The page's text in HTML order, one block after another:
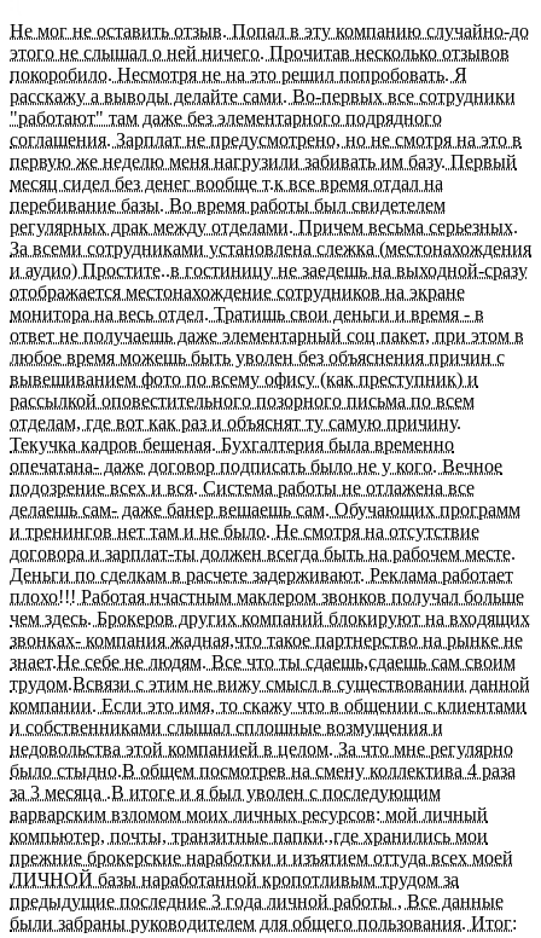
Не мог не оставить отзыв. Попал в эту компанию случайно-до
этого не слышал о ней ничего. Прочитав несколько отзывов
покоробило. Несмотря не на это решил попробовать. Я
расскажу а выводы делайте сами. Во-первых все сотрудники
"работают" там даже без элементарного подрядного
соглашения. Зарплат не предусмотрено, но не смотря на это в
первую же неделю меня нагрузили забивать им базу. Первый
месяц сидел без денег вообще т.к все время отдал на
перебивание базы. Во время работы был свидетелем
регулярных драк между отделами. Причем весьма серьезных.
За всеми сотрудниками установлена слежка (местонахождения
и аудио) Простите..в гостиницу не заедешь на выходной-сразу
отображается местонахождение сотрудников на экране
монитора на весь отдел. Тратишь свои деньги и время - в
ответ не получаешь даже элементарный соц пакет, при этом в
любое время можешь быть уволен без объяснения причин с
вывешиванием фото по всему офису (как преступник) и
рассылкой оповестительного позорного письма по всем
отделам, где вот как раз и объяснят ту самую причину.
Текучка кадров бешеная. Бухгалтерия была временно
опечатана- даже договор подписать было не у кого. Вечное
подозрение всех и вся. Система работы не отлажена все
делаешь сам- даже банер вешаешь сам. Обучающих программ
и тренингов нет там и не было. Не смотря на отсутствие
договора и зарплат-ты должен всегда быть на рабочем месте.
Деньги по сделкам в расчете задерживают. Реклама работает
плохо!!! Работая нчастным маклером звонков получал больше
чем здесь. Брокеров других компаний блокируют на входящих
звонках- компания жадная,что такое партнерство на рынке не
знает.Не себе не людям. Все что ты сдаешь,сдаешь сам своим
трудом.Всвязи с этим не вижу смысл в существовании данной
компании. Если это имя, то скажу что в общении с клиентами
и собственниками слышал сплошные возмущения и
недовольства этой компанией в целом. За что мне регулярно
было стыдно.В общем посмотрев на смену коллектива 4 раза
за 3 месяца .В итоге и я был уволен с последующим
варварским взломом моих личных ресурсов: мой личный
компьютер, почты, транзитные папки.,где хранились мои
прежние брокерские наработки и изъятием оттуда всех моей
ЛИЧНОЙ базы наработанной кропотливым трудом за
предыдущие последние 3 года личной работы , Все данные
были забраны руководителем для общего пользования. Итог: